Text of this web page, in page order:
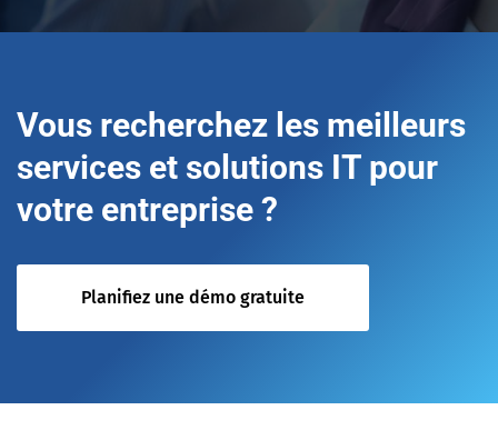
Vous recherchez les meilleurs
services et solutions IT pour
votre entreprise ?
Planifiez une démo gratuite